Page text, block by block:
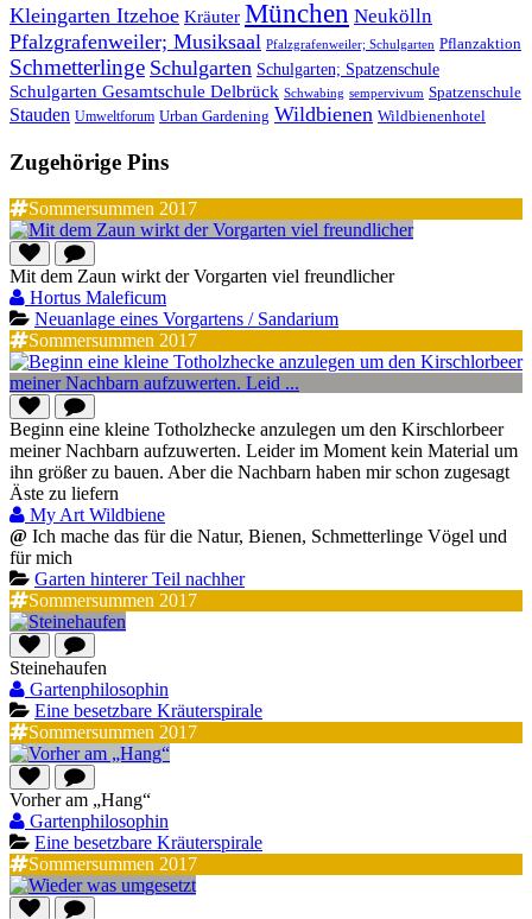
Kleingarten Itzehoe Kräuter München Neukölln
Pfalzgrafenweiler; Musiksaal Pfalzgrafenweiler; Schulgarten Pflanzaktion
Schmetterlinge Schulgarten Schulgarten; Spatzenschule
Schulgarten Gesamtschule Delbrück Schwabing sempervivum Spatzenschule
Stauden Umweltforum Urban Gardening Wildbienen Wildbienenhotel
Zugehörige Pins
Sommersummen 2017
Mit dem Zaun wirkt der Vorgarten viel freundlicher
Hortus Maleficum
Neuanlage eines Vorgartens / Sandarium
Sommersummen 2017
Beginn eine kleine Totholzhecke anzulegen um den Kirschlorbeer
meiner Nachbarn aufzuwerten. Leider im Moment kein Material um
ihn größer zu bauen. Aber die Nachbarn haben mir schon zugesagt
Äste zu liefern
My Art Wildbiene
@ Ich mache das für die Natur, Bienen, Schmetterlinge Vögel und
für mich
Garten hinterer Teil nachher
Sommersummen 2017
Steinehaufen
Gartenphilosophin
Eine besetzbare Kräuterspirale
Sommersummen 2017
Vorher am „Hang“
Gartenphilosophin
Eine besetzbare Kräuterspirale
Sommersummen 2017